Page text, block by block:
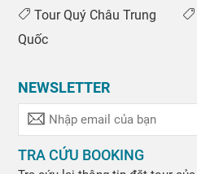
Tour Quý Châu Trung
Quốc
NEWSLETTER
TRA CỨU BOOKING